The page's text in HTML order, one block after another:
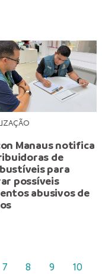
Manaus notifica
de
para
possíveis
abusivos de
7 8 9 10